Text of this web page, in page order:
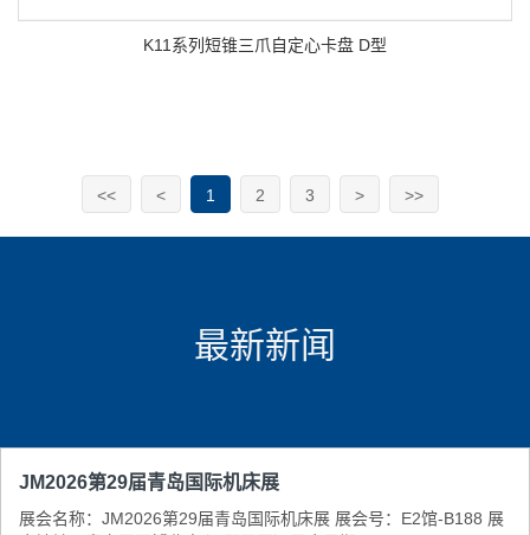
K11系列短锥三爪自定心卡盘 D型
<< < 1 2 3 > >>
最新新闻
JM2026第29届青岛国际机床展
展会名称：JM2026第29届青岛国际机床展 展会号：E2馆-B188 展